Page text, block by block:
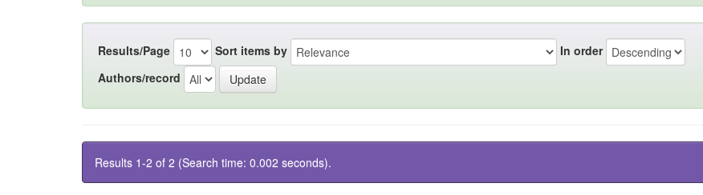
Results/Page Sort items by
In order
Authors/record
Results 1-2 of 2 (Search time: 0.002 seconds).